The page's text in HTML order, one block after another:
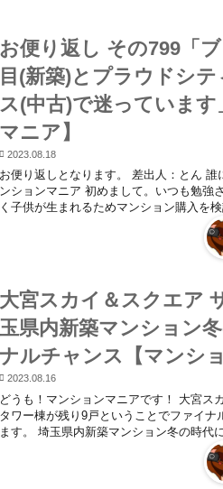
お便り返し その799「
目(新築)とプラウドシ
ス(中古)で迷っていま
マニア】
2023.08.18
お便り返しとなります。 差出人：とん 誰
ンションマニア 初めまして。いつも勉強
く子供が生まれるためマンション購入を検
大宮スカイ＆スクエア
玉県内新築マンション
ナルチャンス【マンシ
2023.08.16
どうも！マンションマニアです！ 大宮ス
タワー棟が残り9戸ということでファイナ
ます。 埼玉県内新築マンション冬の時代